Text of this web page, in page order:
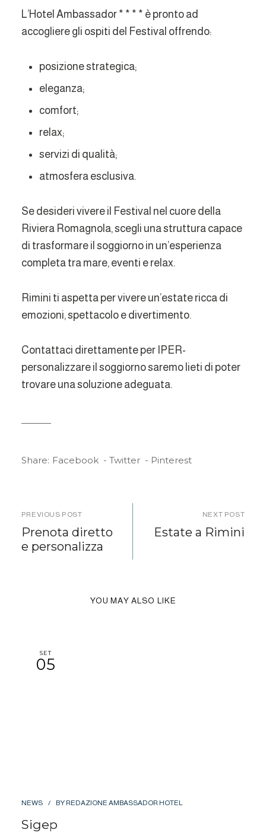
L’Hotel Ambassador * * * * è pronto ad
accogliere gli ospiti del Festival offrendo:
posizione strategica;
eleganza;
comfort;
relax;
servizi di qualità;
atmosfera esclusiva.
Se desideri vivere il Festival nel cuore della
Riviera Romagnola, scegli una struttura capace
di trasformare il soggiorno in un’esperienza
completa tra mare, eventi e relax.
Rimini ti aspetta per vivere un’estate ricca di
emozioni, spettacolo e divertimento.
Contattaci direttamente per IPER-
personalizzare il soggiorno saremo lieti di poter
trovare una soluzione adeguata.
Share: Facebook Twitter Pinterest
PREVIOUS POST
Prenota diretto
e personalizza
NEXT POST
Estate a Rimini
YOU MAY ALSO LIKE
SET
05
NEWS BY REDAZIONE AMBASSADOR HOTEL
Sigep